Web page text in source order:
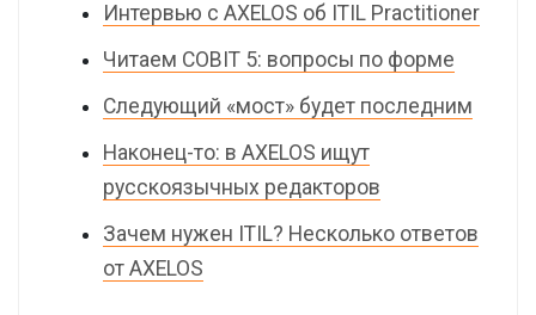
Интервью с AXELOS об ITIL Practitioner
Читаем COBIT 5: вопросы по форме
Следующий «мост» будет последним
Наконец-то: в AXELOS ищут
русскоязычных редакторов
Зачем нужен ITIL? Несколько ответов
от AXELOS